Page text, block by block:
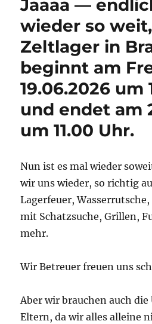
Jaaaa —
wieder so
Zeltlager in
beginnt am
19.06.2026 um
und endet am
um 11.00 Uhr.
Nun ist es mal wieder
wir uns wieder, so richtig
Lagerfeuer,
mit Schatzsuche, Grillen,
mehr.
Wir Betreuer freuen uns
Aber wir brauchen auch
Eltern, da wir alles alleine